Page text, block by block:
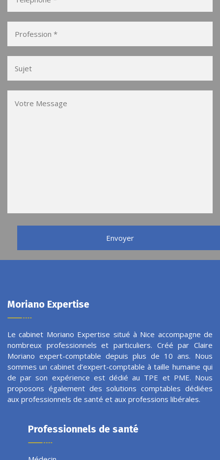
Moriano Expertise
Le cabinet Moriano Expertise situé à Nice accompagne de
nombreux professionnels et particuliers. Créé par Claire
Moriano expert-comptable depuis plus de 10 ans. Nous
sommes un cabinet d’expert-comptable à taille humaine qui
de par son expérience est dédié au TPE et PME. Nous
proposons également des solutions comptables dédiées
aux professionnels de santé et aux professions libérales.
Professionnels de santé